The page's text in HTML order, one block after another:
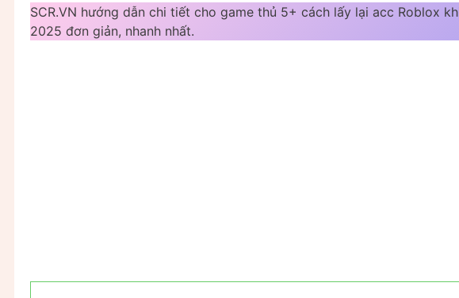
SCR.VN hướng dẫn chi tiết cho game thủ 5+ cách lấy lại acc Roblox
2025 đơn giản, nhanh nhất.